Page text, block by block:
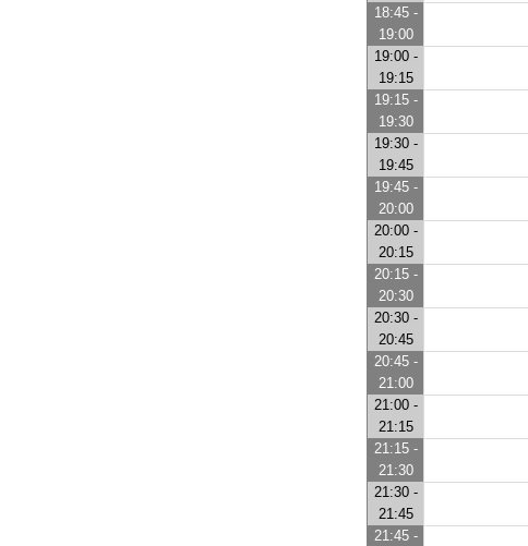
18:45 -
19:00
19:00 -
19:15
19:15 -
19:30
19:30 -
19:45
19:45 -
20:00
20:00 -
20:15
20:15 -
20:30
20:30 -
20:45
20:45 -
21:00
21:00 -
21:15
21:15 -
21:30
21:30 -
21:45
21:45 -